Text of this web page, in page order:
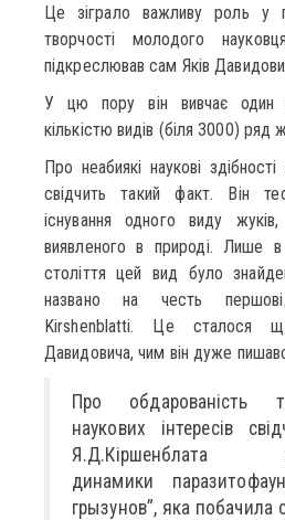
Це зіграло важливу роль у
творчості молодого
підкреслював сам Яків
У цю пору він вивчає один
кількістю видів (біля 3000) ряд
Про неабиякі наукові
свідчить такий факт. Він
існування одного виду
виявленого в природі. Лише
століття цей вид було
названо на честь
Kirshenblatti. Це сталося
Давидовича, чим він дуже
Про обдарованість
наукових інтересів
Я.Д.Кіршенблата
динамики
грызунов”, яка побачила